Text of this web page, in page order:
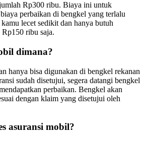
Rp300 ribu. Biaya ini untuk
perbaikan di bengkel yang terlalu
lecet sedikit dan hanya butuh
ribu saja.
dimana?
hanya bisa digunakan di bengkel rekanan
sudah disetujui, segera datangi bengkel
perbaikan. Bengkel akan
dengan klaim yang disetujui oleh
asuransi mobil?